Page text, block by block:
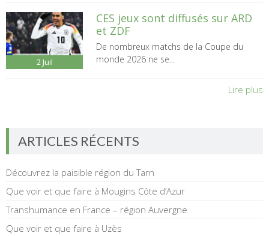
2 Juil
CES jeux sont diffusés sur ARD
et ZDF
De nombreux matchs de la Coupe du
monde 2026 ne se...
Lire plus
ARTICLES RÉCENTS
Découvrez la paisible région du Tarn
Que voir et que faire à Mougins Côte d’Azur
Transhumance en France – région Auvergne
Que voir et que faire à Uzès